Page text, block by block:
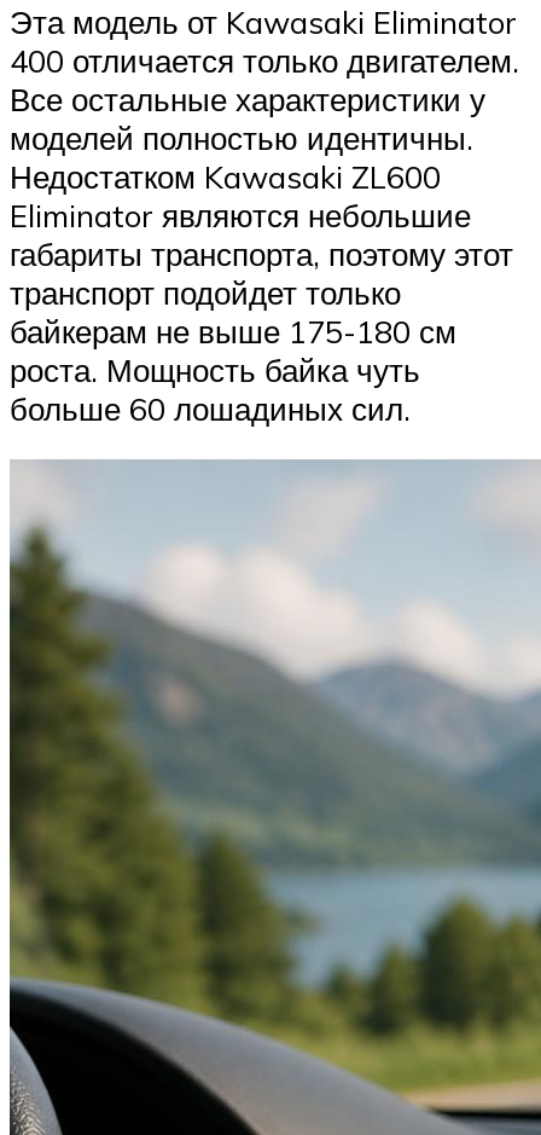
Эта модель от Kawasaki Eliminator
400 отличается только двигателем.
Все остальные характеристики у
моделей полностью идентичны.
Недостатком Kawasaki ZL600
Eliminator являются небольшие
габариты транспорта, поэтому этот
транспорт подойдет только
байкерам не выше 175-180 см
роста. Мощность байка чуть
больше 60 лошадиных сил.